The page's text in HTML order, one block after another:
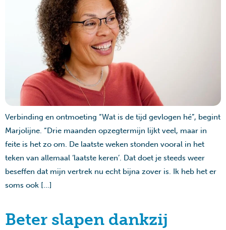
Verbinding en ontmoeting “Wat is de tijd gevlogen hé”, begint
Marjolijne. “Drie maanden opzegtermijn lijkt veel, maar in
feite is het zo om. De laatste weken stonden vooral in het
teken van allemaal ‘laatste keren’. Dat doet je steeds weer
beseffen dat mijn vertrek nu echt bijna zover is. Ik heb het er
soms ook […]
Beter slapen dankzij